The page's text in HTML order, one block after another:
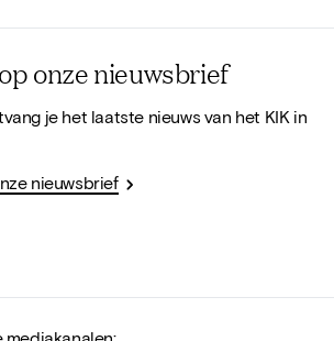
onze nieuwsbrief
je het laatste nieuws van het KIK in
nieuwsbrief